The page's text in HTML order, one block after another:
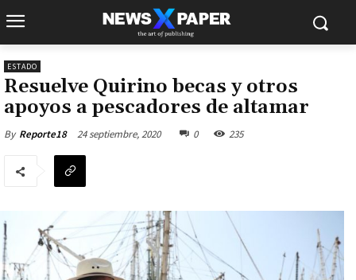
ESTADO
Resuelve Quirino becas y otros
apoyos a pescadores de altamar
By Reporte18 24 septiembre, 2020 0 235